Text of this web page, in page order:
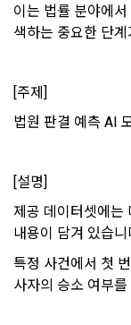
4. “인재회원”이
하여 본인의 개인
5. “기업회원”이
용 의뢰 서비스 등
회원”이 AI 코드를
선정하는 제반 행
7. “대회"라 함은 “
을 크라우드소싱
해커톤, AI해커톤,
개인정보 침해사
그 무엇보다도, 개
2. 개인정보의 수
데이콘 주식회사(
를 수집하고 있으
보를 이용하지 않
정관리 페이지의
의(선택)’에서 철
동의(선택)’에서
2021.05.25
이는 법률 분야에
색하는 중요한 단
[주제]
법원 판결 예측 AI
[설명]
제공 데이터셋에는
내용이 담겨 있습니
특정 사건에서 첫
사자의 승소 여부